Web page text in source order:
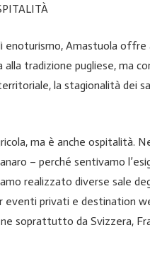
enoturismo, Amastuola offre
tradizione pugliese, ma
la stagionalità dei
ma è anche ospitalità.
– perché sentivamo
realizzato diverse sale
privati e destination
soprattutto da Svizzera,